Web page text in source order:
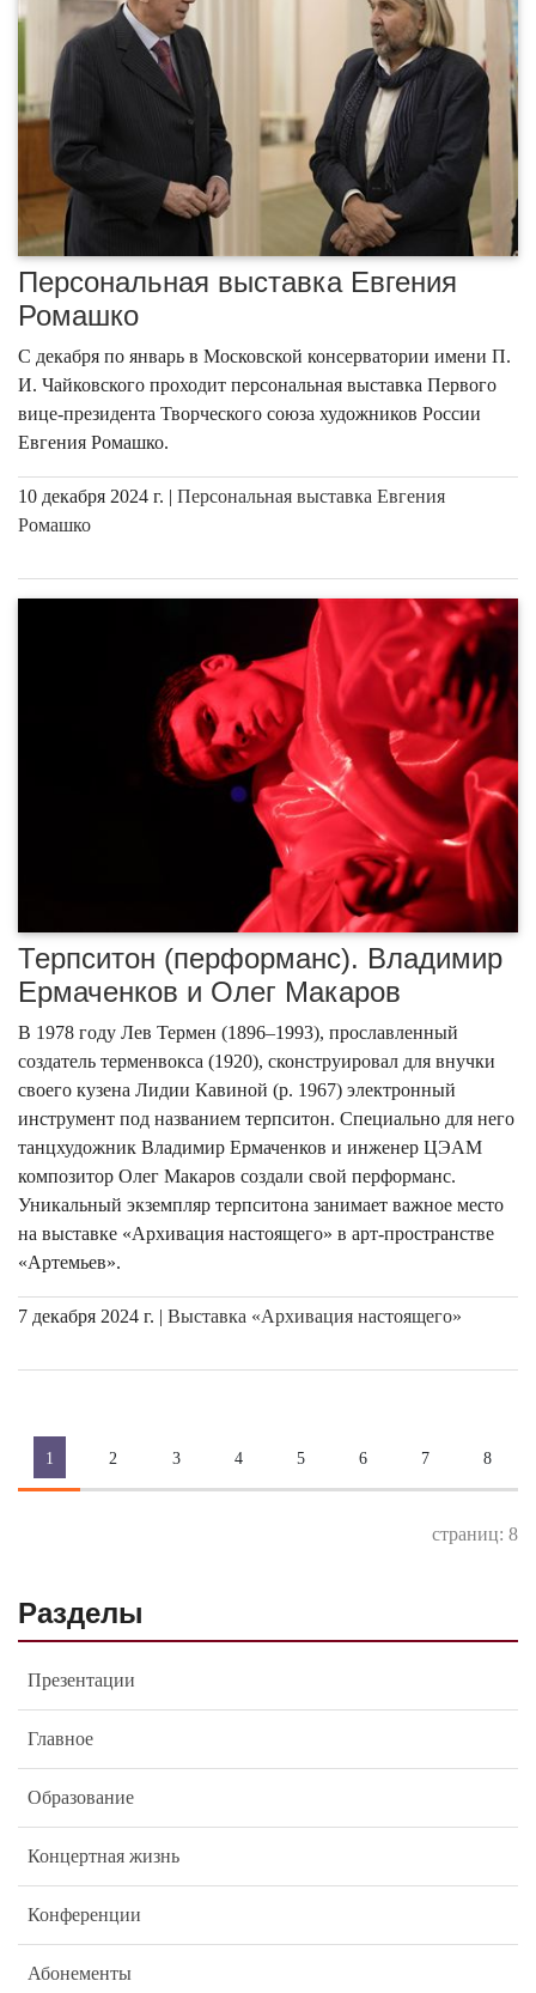
Персональная выставка Евгения
Ромашко
С декабря по январь в Московской консерватории имени П.
И. Чайковского проходит персональная выставка Первого
вице-президента Творческого союза художников России
Евгения Ромашко.
10 декабря 2024 г. | Персональная выставка Евгения
Ромашко
Терпситон (перформанс). Владимир
Ермаченков и Олег Макаров
В 1978 году Лев Термен (1896–1993), прославленный
создатель терменвокса (1920), сконструировал для внучки
своего кузена Лидии Кавиной (р. 1967) электронный
инструмент под названием терпситон. Специально для него
танцхудожник Владимир Ермаченков и инженер ЦЭАМ
композитор Олег Макаров создали свой перформанс.
Уникальный экземпляр терпситона занимает важное место
на выставке «Архивация настоящего» в арт-пространстве
«Артемьев».
7 декабря 2024 г. | Выставка «Архивация настоящего»
1 2 3 4 5 6 7 8
страниц: 8
Разделы
Презентации
Главное
Образование
Концертная жизнь
Конференции
Абонементы